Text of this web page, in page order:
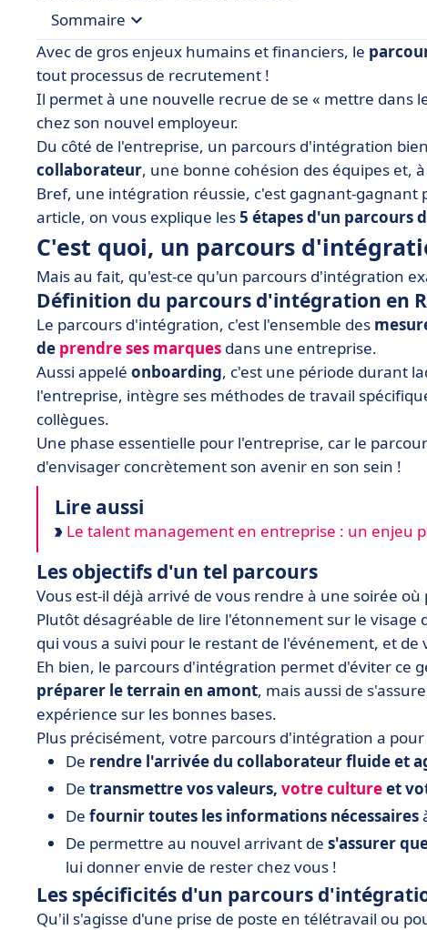
Sommaire
• C'est quoi, un parcours d'intégration ?
• Pourquoi soigner le parcours d'intégration en
• Quelles sont les 5 étapes du plan d'intégration
• Exemple de parcours d'intégration du nouveau
• Le parcours d'intégration, indispensable pour
Avec de gros enjeux humains et financiers, le
tout processus de recrutement !
Il permet à une nouvelle recrue de se « mettre
chez son nouvel employeur.
Du côté de l'entreprise, un parcours d'intégration
collaborateur, une bonne cohésion des équipes et,
Bref, une intégration réussie, c'est gagnant-gagnant
article, on vous explique les5 étapes d'un parcours
C'est quoi, un parcours
Mais au fait, qu'est-ce qu'un parcours d'intégration
Définition du parcours d'intégration en
Le parcours d'intégration, c'est l'ensemble des
de prendre ses marques dans une entreprise.
Aussi appelé onboarding, c'est une période durant
l'entreprise, intègre ses méthodes de travail
collègues.
Une phase essentielle pour l'entreprise, car le
d'envisager concrètement son avenir en son sein !
Lire aussi
Le talent management en entreprise : un enjeu
Les objectifs d'un tel parcours
Vous est-il déjà arrivé de vous rendre à une soirée
Plutôt désagréable de lire l'étonnement sur le
qui vous a suivi pour le restant de l'événement, et
Eh bien, le parcours d'intégration permet d'éviter ce
préparer le terrain en amont, mais aussi de
expérience sur les bonnes bases.
Plus précisément, votre parcours d'intégration a
De rendre l'arrivée du collaborateur fluide et
De transmettre vos valeurs, votre cultureet
De fournir toutes les informations nécessaires
De permettre au nouvel arrivant de s'assurer
lui donner envie de rester chez vous !
Les spécificités d'un parcours
Qu'il s'agisse d'une prise de poste en télétravail ou